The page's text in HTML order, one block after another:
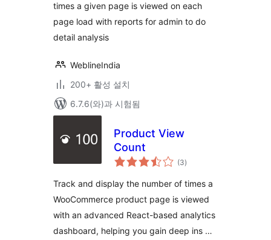
times a given page is viewed on each
page load with reports for admin to do
detail analysis
WeblineIndia
200+ 활성 설치
6.7.6(와)과 시험됨
Product View
Count
(3전
체
점
)
Track and display the number of times a
WooCommerce product page is viewed
with an advanced React-based analytics
dashboard, helping you gain deep ins …